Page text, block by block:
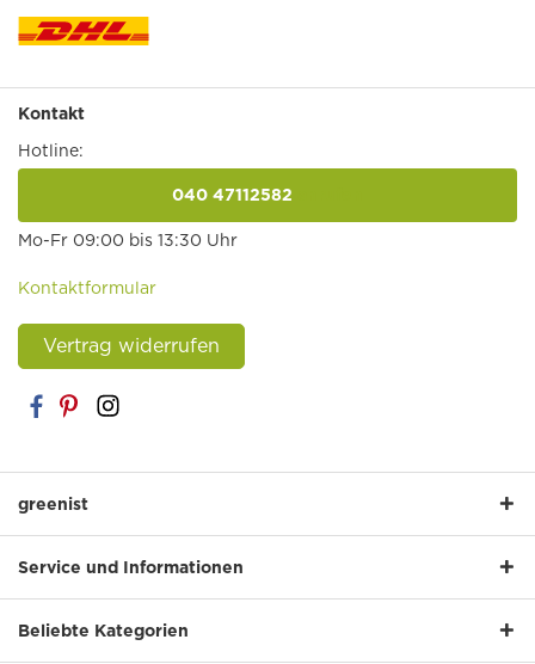
Kontakt
Hotline:
040 47112582
Mo-Fr 09:00 bis 13:30 Uhr
Kontaktformular
Vertrag widerrufen
greenist
Service und Informationen
Beliebte Kategorien